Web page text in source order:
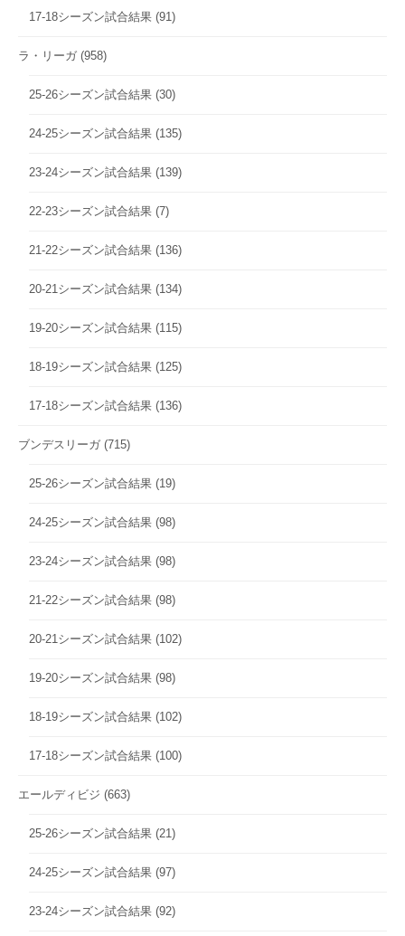
17-18シーズン試合結果 (91)
ラ・リーガ (958)
25-26シーズン試合結果 (30)
24-25シーズン試合結果 (135)
23-24シーズン試合結果 (139)
22-23シーズン試合結果 (7)
21-22シーズン試合結果 (136)
20-21シーズン試合結果 (134)
19-20シーズン試合結果 (115)
18-19シーズン試合結果 (125)
17-18シーズン試合結果 (136)
ブンデスリーガ (715)
25-26シーズン試合結果 (19)
24-25シーズン試合結果 (98)
23-24シーズン試合結果 (98)
21-22シーズン試合結果 (98)
20-21シーズン試合結果 (102)
19-20シーズン試合結果 (98)
18-19シーズン試合結果 (102)
17-18シーズン試合結果 (100)
エールディビジ (663)
25-26シーズン試合結果 (21)
24-25シーズン試合結果 (97)
23-24シーズン試合結果 (92)